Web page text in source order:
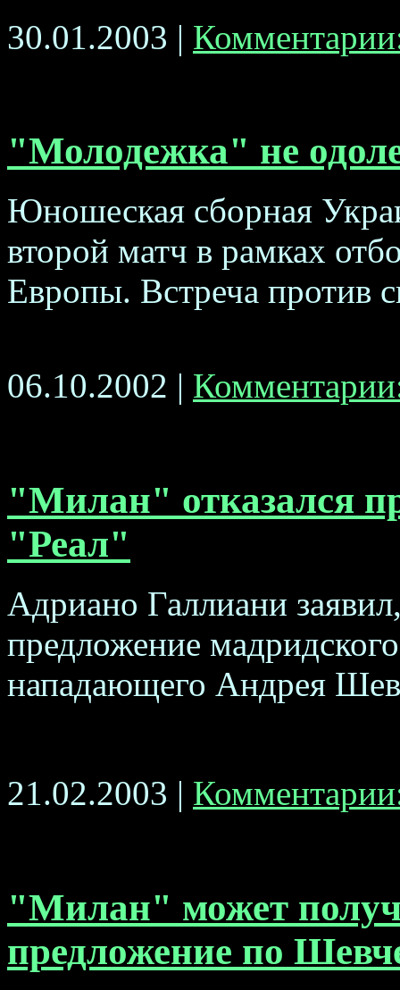
30.01.2003 |
"Молодежка" не
Юношеская сборная
второй матч в рамках
Европы. Встреча против
06.10.2002 |
"Милан" отказался
"Реал"
Адриано Галлиани
предложение
нападающего Андрея
21.02.2003 |
"Милан" может
предложение по